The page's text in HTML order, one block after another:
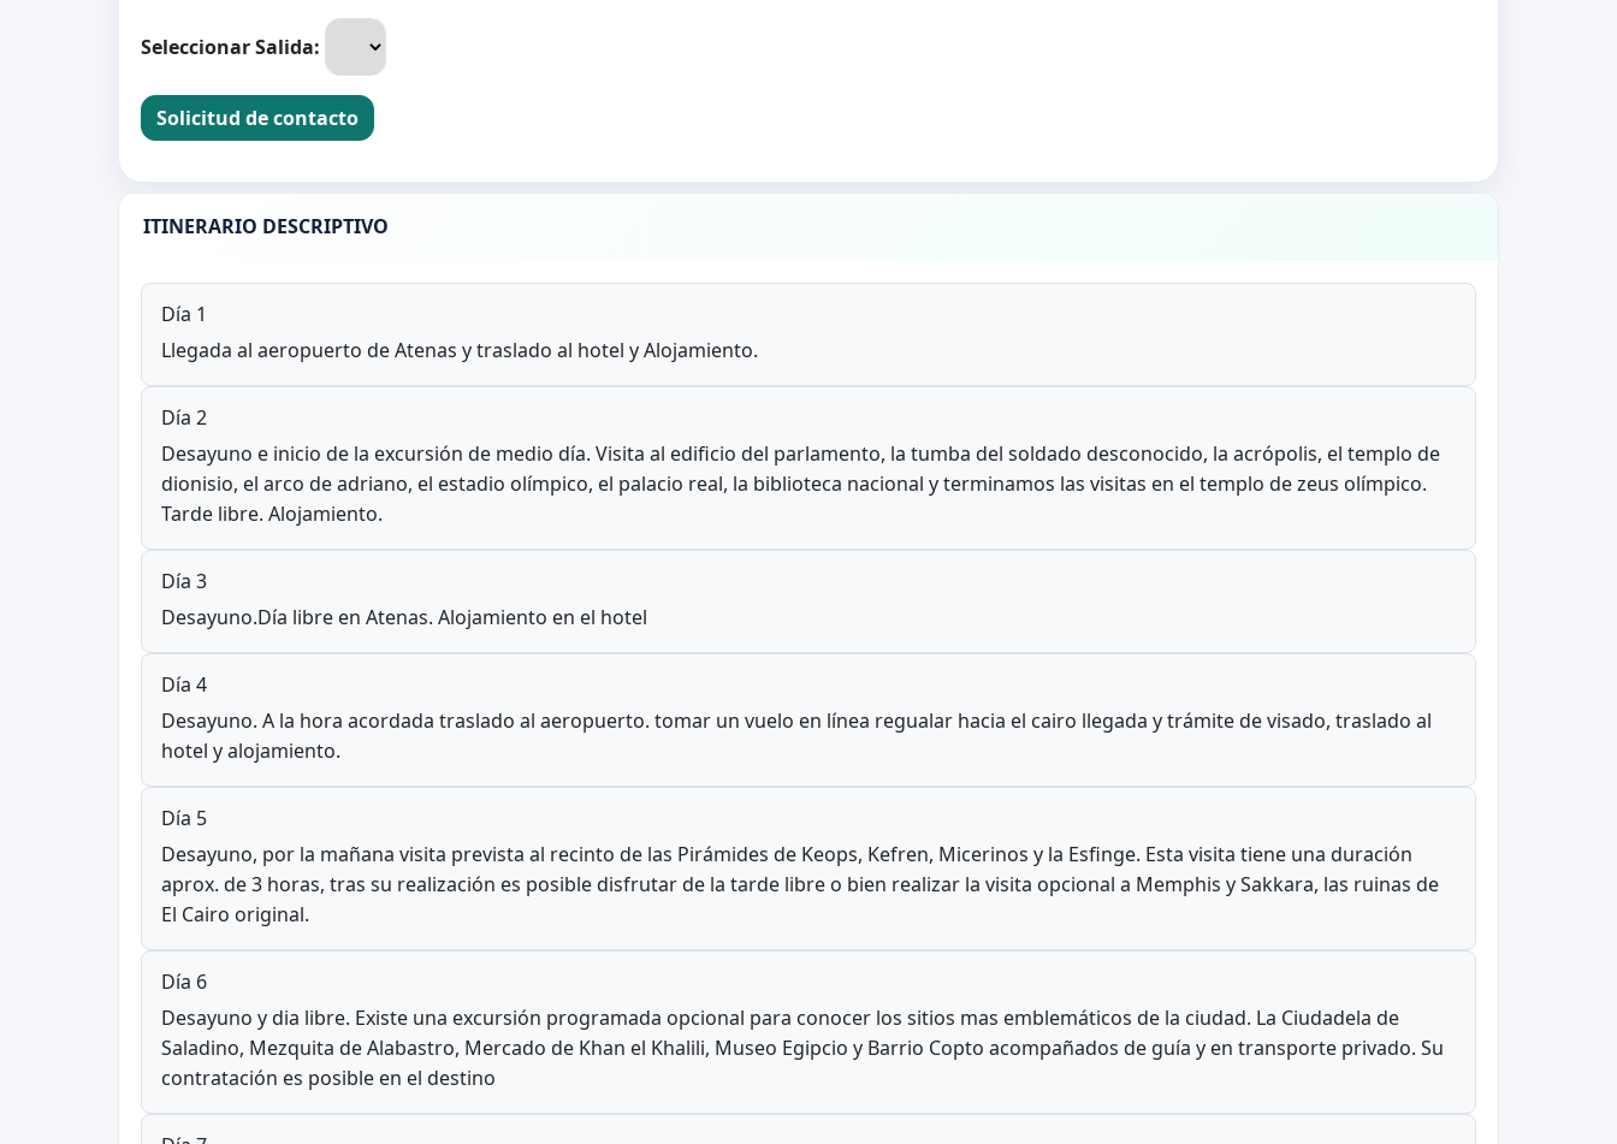
Seleccionar Salida:
Solicitud de contacto
ITINERARIO DESCRIPTIVO
Día 1
Llegada al aeropuerto de Atenas y traslado al hotel y Alojamiento.
Día 2
Desayuno e inicio de la excursión de medio día. Visita al edificio del parlamento, la tumba del soldado desconocido, la acrópolis, el templo de
dionisio, el arco de adriano, el estadio olímpico, el palacio real, la biblioteca nacional y terminamos las visitas en el templo de zeus olímpico.
Tarde libre. Alojamiento.
Día 3
Desayuno.Día libre en Atenas. Alojamiento en el hotel
Día 4
Desayuno. A la hora acordada traslado al aeropuerto. tomar un vuelo en línea regualar hacia el cairo llegada y trámite de visado, traslado al
hotel y alojamiento.
Día 5
Desayuno, por la mañana visita prevista al recinto de las Pirámides de Keops, Kefren, Micerinos y la Esfinge. Esta visita tiene una duración
aprox. de 3 horas, tras su realización es posible disfrutar de la tarde libre o bien realizar la visita opcional a Memphis y Sakkara, las ruinas de
El Cairo original.
Día 6
Desayuno y dia libre. Existe una excursión programada opcional para conocer los sitios mas emblemáticos de la ciudad. La Ciudadela de
Saladino, Mezquita de Alabastro, Mercado de Khan el Khalili, Museo Egipcio y Barrio Copto acompañados de guía y en transporte privado. Su
contratación es posible en el destino